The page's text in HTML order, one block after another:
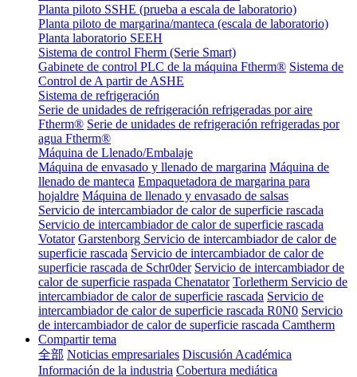
Planta piloto SSHE (prueba a escala de laboratorio)
Planta piloto de margarina/manteca (escala de laboratorio)
Planta laboratorio SEEH
Sistema de control Fherm (Serie Smart)
Gabinete de control PLC de la máquina Ftherm® Sistema de
Control de A partir de ASHE
Sistema de refrigeración
Serie de unidades de refrigeración refrigeradas por aire
Ftherm® Serie de unidades de refrigeración refrigeradas por
agua Ftherm®
Máquina de Llenado/Embalaje
Máquina de envasado y llenado de margarina Máquina de
llenado de manteca Empaquetadora de margarina para
hojaldre Máquina de llenado y envasado de salsas
Servicio de intercambiador de calor de superficie rascada
Servicio de intercambiador de calor de superficie rascada
Votator Garstenborg Servicio de intercambiador de calor de
superficie rascada Servicio de intercambiador de calor de
superficie rascada de Schr0der Servicio de intercambiador de
calor de superficie raspada Chenatator Torletherm Servicio de
intercambiador de calor de superficie rascada Servicio de
intercambiador de calor de superficie rascada R0N0 Servicio
de intercambiador de calor de superficie rascada Camtherm
Compartir tema
全部 Noticias empresariales Discusión Académica
Información de la industria Cobertura mediática